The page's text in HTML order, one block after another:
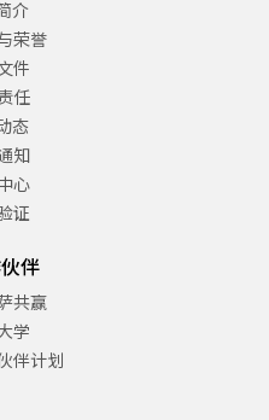
介
荣誉
件
任
态
知
心
证
伴
共赢
学
伴计划